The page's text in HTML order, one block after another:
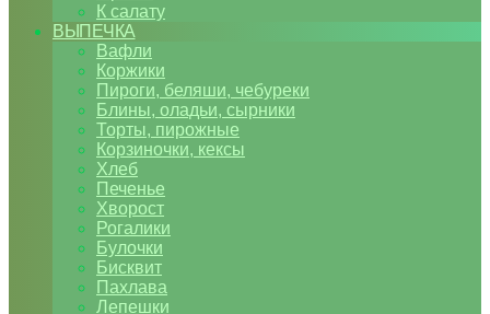
К салату
ВЫПЕЧКА
Вафли
Коржики
Пироги, беляши, чебуреки
Блины, оладьи, сырники
Торты, пирожные
Корзиночки, кексы
Хлеб
Печенье
Хворост
Рогалики
Булочки
Бисквит
Пахлава
Лепешки